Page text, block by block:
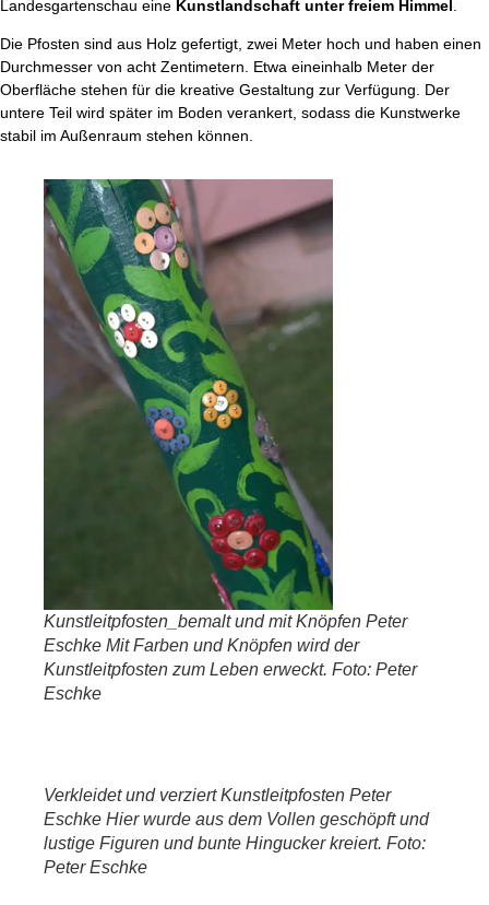
Landesgartenschau eine Kunstlandschaft unter freiem Himmel
Die Pfosten sind aus Holz gefertigt, zwei Meter hoch und haben einen
Durchmesser von acht Zentimetern. Etwa eineinhalb Meter der
Oberfläche stehen für die kreative Gestaltung zur Verfügung. Der
untere Teil wird später im Boden verankert, sodass die Kunstwerke
stabil im Außenraum stehen können.
Kunstleitpfosten_bemalt und mit Knöpfen Peter
Eschke Mit Farben und Knöpfen wird der
Kunstleitpfosten zum Leben erweckt. Foto: Peter
Eschke
Verkleidet und verziert Kunstleitpfosten Peter
Eschke Hier wurde aus dem Vollen geschöpft und
lustige Figuren und bunte Hingucker kreiert. Foto:
Peter Eschke